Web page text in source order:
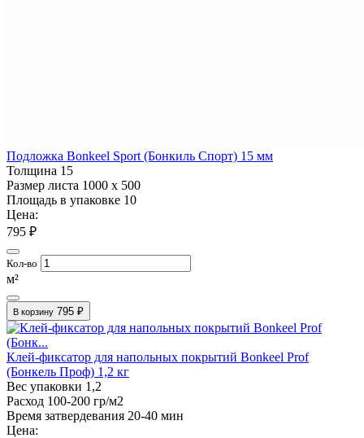
Подложка Bonkeel Sport (Бонкиль Спорт) 15 мм
Толщина 15
Размер листа 1000 х 500
Площадь в упаковке 10
Цена:
795 ₽
Кол-во
м²
В корзину 795 ₽
Клей-фиксатор для напольных покрытий Bonkeel Prof
(Бонкель Проф) 1,2 кг
Вес упаковки 1,2
Расход 100-200 гр/м2
Время затвердевания 20-40 мин
Цена: